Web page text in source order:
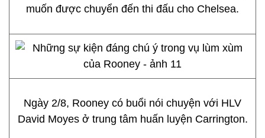
muốn được chuyển đến thi đấu cho Chelsea.
Ngày 2/8, Rooney có buổi nói chuyện với HLV
David Moyes ở trung tâm huấn luyện Carrington.